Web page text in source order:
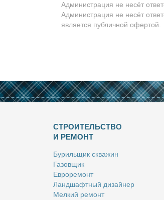
Администрация не несёт
Администрация не несёт
является публичной офертой.
СТРОИТЕЛЬСТВО
И РЕМОНТ
Бу­риль­щик сква­жин
Га­зов­щик
Ев­ро­ре­монт
Ланд­шафт­ный ди­зай­нер
Мел­кий ре­монт